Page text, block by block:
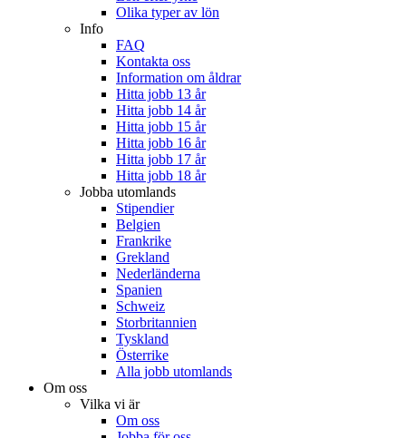
Olika typer av lön
Info
FAQ
Kontakta oss
Information om åldrar
Hitta jobb 13 år
Hitta jobb 14 år
Hitta jobb 15 år
Hitta jobb 16 år
Hitta jobb 17 år
Hitta jobb 18 år
Jobba utomlands
Stipendier
Belgien
Frankrike
Grekland
Nederländerna
Spanien
Schweiz
Storbritannien
Tyskland
Österrike
Alla jobb utomlands
Om oss
Vilka vi är
Om oss